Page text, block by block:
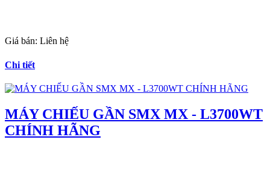
Giá bán: Liên hệ
Chi tiết
MÁY CHIẾU GẦN SMX MX - L3700WT
CHÍNH HÃNG